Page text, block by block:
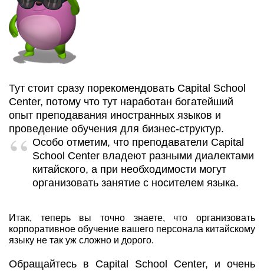
Тут стоит сразу порекомендовать Capital School
Center, потому что тут наработан богатейший
опыт преподавания иностранных языков и
проведение обучения для бизнес-структур.
Особо отметим, что преподаватели Capital
School Center владеют разными диалектами
китайского, а при необходимости могут
организовать занятие с носителем языка.
Итак, теперь вы точно знаете, что организовать
корпоративное обучение вашего персонала китайскому
языку не так уж сложно и дорого.
Обращайтесь в Capital School Center, и очень